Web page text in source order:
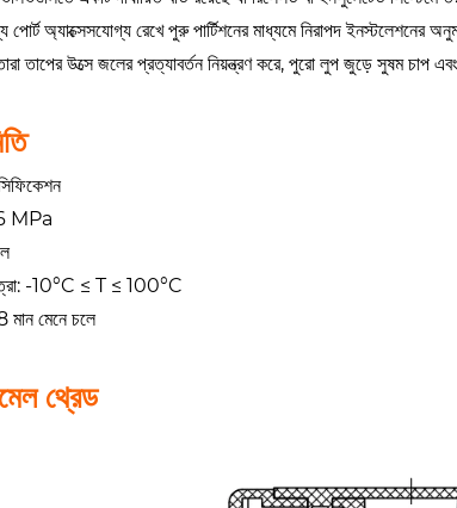
পোর্ট অ্যাক্সেসযোগ্য রেখে পুরু পার্টিশনের মাধ্যমে নিরাপদ ইনস্টলেশনের
তাপের উত্সে জলের প্রত্যাবর্তন নিয়ন্ত্রণ করে, পুরো লুপ জুড়ে সুষম চাপ
MPa
-10°C ≤ T ≤ 100°C
মেনে চলে
থ্রেড